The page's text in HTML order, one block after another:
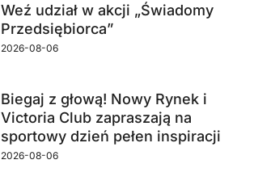
Weź udział w akcji „Świadomy
Przedsiębiorca”
2026-08-06
Biegaj z głową! Nowy Rynek i
Victoria Club zapraszają na
sportowy dzień pełen inspiracji
2026-08-06